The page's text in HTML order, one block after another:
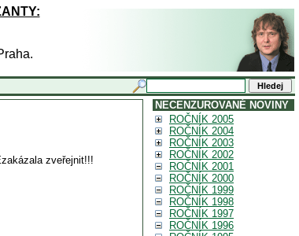
zveřejnit!!!
NECENZUROVANÉ NOVINY
ROČNÍK 2005
ROČNÍK 2004
ROČNÍK 2003
ROČNÍK 2002
ROČNÍK 2001
ROČNÍK 2000
ROČNÍK 1999
ROČNÍK 1998
ROČNÍK 1997
ROČNÍK 1996